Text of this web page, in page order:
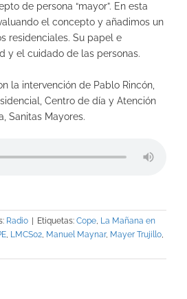
de persona “mayor”. En esta
el concepto y añadimos un
residenciales. Su papel e
y el cuidado de las personas.
la intervención de Pablo Rincón,
Centro de día y Atención
Sanitas Mayores.
Radio Etiquetas: Cope, La Mañana en
, LMCS02, Manuel Maynar, Mayer Trujillo,